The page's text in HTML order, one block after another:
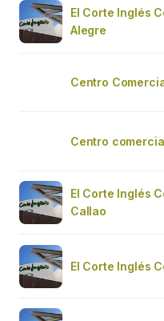
El Corte Inglés
Alegre
Centro
Centro
El Corte Inglés
Callao
El Corte Inglés